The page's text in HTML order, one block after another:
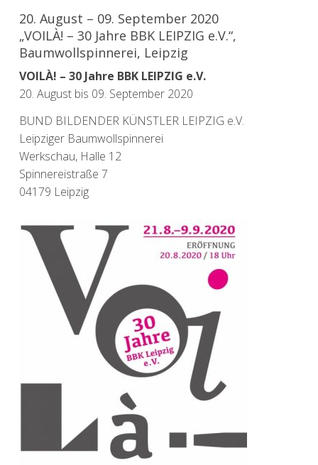
20. August – 09. September 2020
„VOILÀ! – 30 Jahre BBK LEIPZIG e.V.“,
Baumwollspinnerei, Leipzig
VOILÀ! – 30 Jahre BBK LEIPZIG e.V.
20. August bis 09. September 2020
BUND BILDENDER KÜNSTLER LEIPZIG e.V.
Leipziger Baumwollspinnerei
Werkschau, Halle 12
Spinnereistraße 7
04179 Leipzig